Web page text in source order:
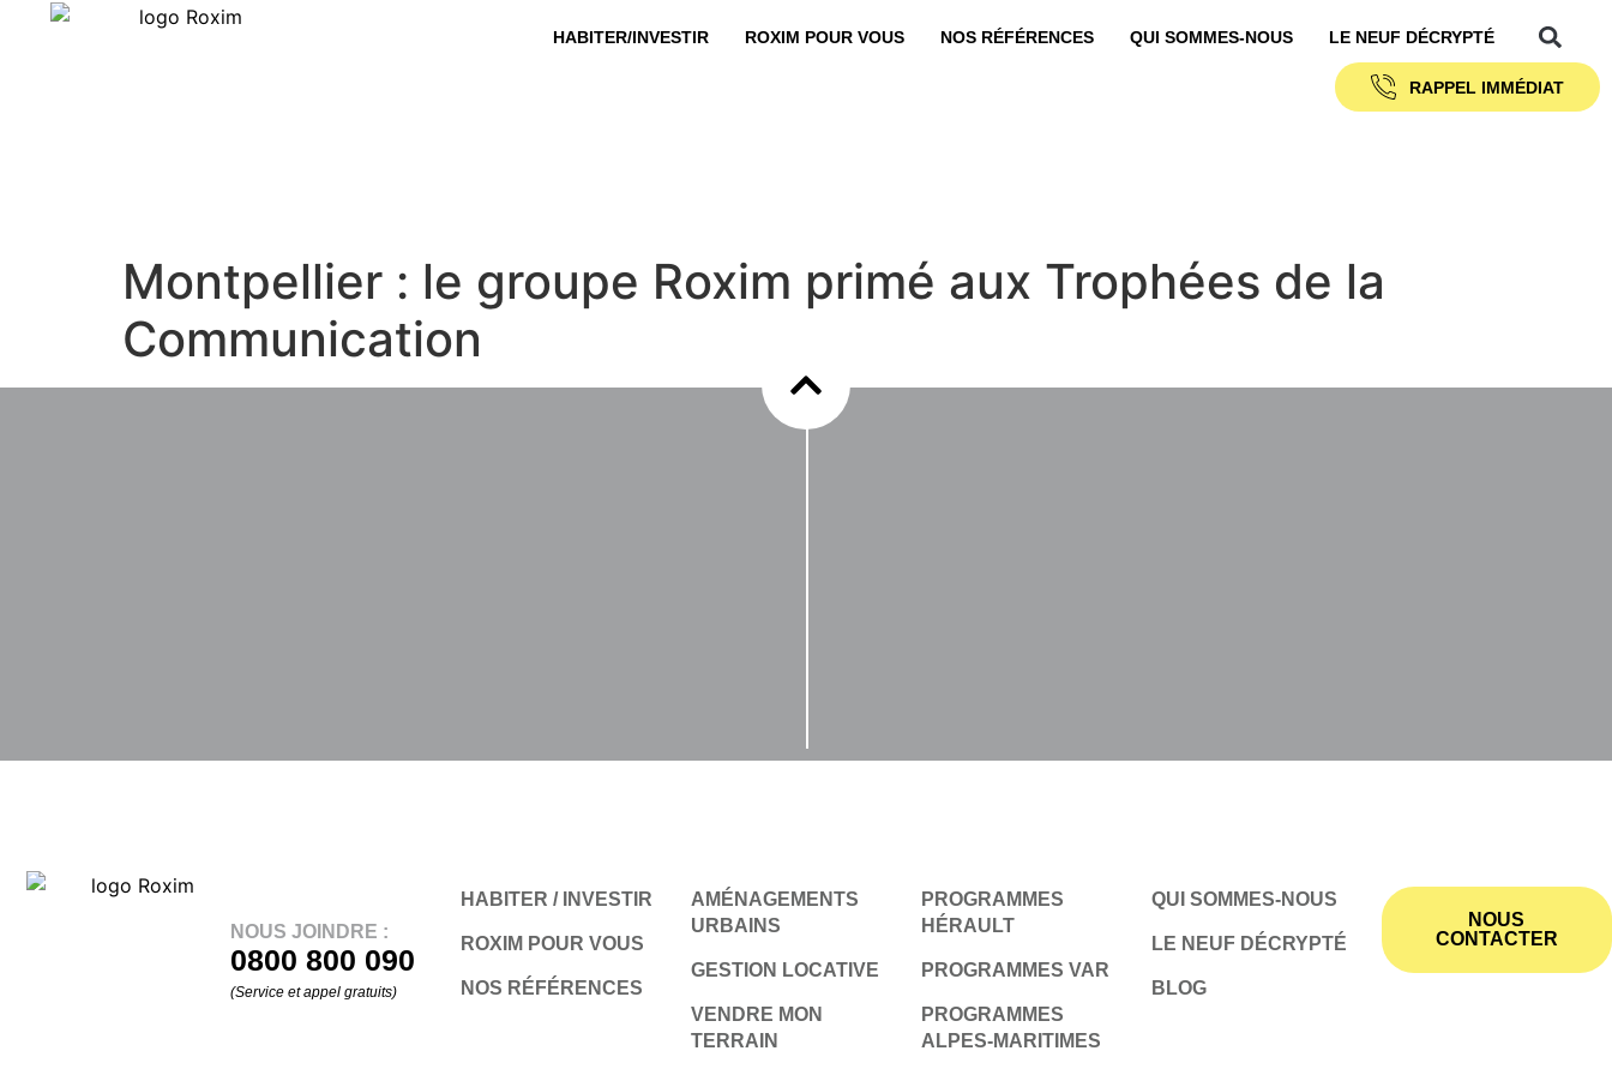
HABITER/INVESTIR ROXIM POUR VOUS NOS RÉFÉRENCES QUI SOMMES-NOUS LE NEUF DÉCRYPTÉ
RAPPEL IMMÉDIAT
Montpellier : le groupe Roxim primé aux Trophées de la
Communication
NOUS JOINDRE :
0800 800 090
(Service et appel gratuits)
HABITER / INVESTIR
ROXIM POUR VOUS
NOS RÉFÉRENCES
AMÉNAGEMENTS
URBAINS
GESTION LOCATIVE
VENDRE MON
TERRAIN
PROGRAMMES
HÉRAULT
PROGRAMMES VAR
PROGRAMMES
ALPES-MARITIMES
QUI SOMMES-NOUS
LE NEUF DÉCRYPTÉ
BLOG
NOUS
CONTACTER